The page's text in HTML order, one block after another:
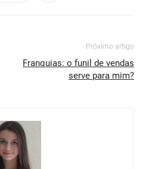
Próximo artigo
Franquias: o funil de vendas
serve para mim?